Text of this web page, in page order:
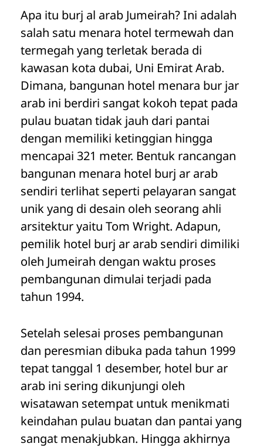
Apa itu burj al arab Jumeirah? Ini adalah
salah satu menara hotel termewah dan
termegah yang terletak berada di
kawasan kota dubai, Uni Emirat Arab.
Dimana, bangunan hotel menara bur jar
arab ini berdiri sangat kokoh tepat pada
pulau buatan tidak jauh dari pantai
dengan memiliki ketinggian hingga
mencapai 321 meter. Bentuk rancangan
bangunan menara hotel burj ar arab
sendiri terlihat seperti pelayaran sangat
unik yang di desain oleh seorang ahli
arsitektur yaitu Tom Wright. Adapun,
pemilik hotel burj ar arab sendiri dimiliki
oleh Jumeirah dengan waktu proses
pembangunan dimulai terjadi pada
tahun 1994.
Setelah selesai proses pembangunan
dan peresmian dibuka pada tahun 1999
tepat tanggal 1 desember, hotel bur ar
arab ini sering dikunjungi oleh
wisatawan setempat untuk menikmati
keindahan pulau buatan dan pantai yang
sangat menakjubkan. Hingga akhirnya